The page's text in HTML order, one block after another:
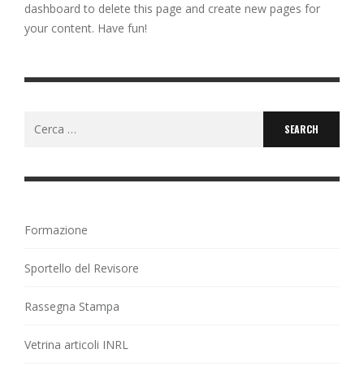
dashboard to delete this page and create new pages for
your content. Have fun!
Formazione
Sportello del Revisore
Rassegna Stampa
Vetrina articoli INRL